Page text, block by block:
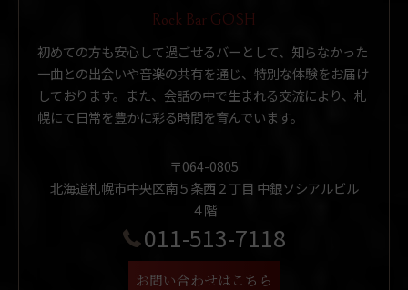
Rock Bar GOSH
初めての方も安心して過ごせるバーとして、知らなかった
一曲との出会いや音楽の共有を通じ、特別な体験をお届け
しております。また、会話の中で生まれる交流により、札
幌にて日常を豊かに彩る時間を育んでいます。
〒064-0805
北海道札幌市中央区南５条西２丁目 中銀ソシアルビル
４階
011-513-7118
お問い合わせはこちら